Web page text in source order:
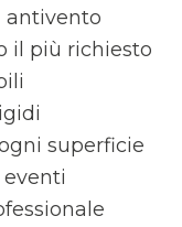
antivento
il più richiesto
superficie